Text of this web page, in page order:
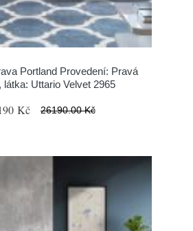
Portland Provedení: Pravá
látka: Uttario Velvet 2965
Kč 26190.00 Kč